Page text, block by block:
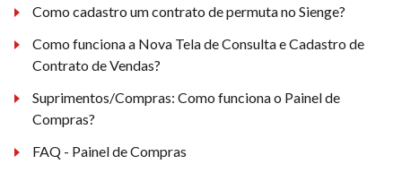
Como cadastro um contrato de permuta no Sienge?
Como funciona a Nova Tela de Consulta e Cadastro de
Contrato de Vendas?
Suprimentos/Compras: Como funciona o Painel de
Compras?
FAQ - Painel de Compras